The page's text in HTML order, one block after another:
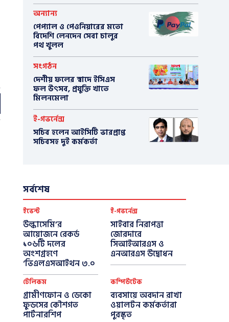
অন্যান্য
পেপ্যাল ও পেওনিয়ারের মতো
বিদেশি লেনদেন সেবা চালুর
পথ খুলল
সংগঠন
দেশীয় ফলের স্বাদে ইসিএস
ফল উৎসব, প্রযুক্তি খাতে
মিলনমেলা
ই-গভর্নেন্স
সচিব হলেন আইসিটি ভারপ্রাপ্ত
সচিবসহ দুই কর্মকর্তা
সর্বশেষ
ইভেন্ট
উল্কাসেমি’র
আয়োজনে রেকর্ড
১০৬টি দলের
অংশগ্রহণে
‘ভিএলএসআইথন ৩.০
ই-গভর্নেন্স
সাইবার নিরাপত্তা
জোরদারে
সিআইআরএস ও
এনআরএস উদ্বোধন
টেলিকম
গ্রামীণফোন ও ডেকো
ফুডসের কৌশগত
পার্টনারশিপ
কম্পিউটেক
ব্যবসায়ে অবদান রাখা
ওয়ালটন কর্মকর্তারা
পুরস্কৃত